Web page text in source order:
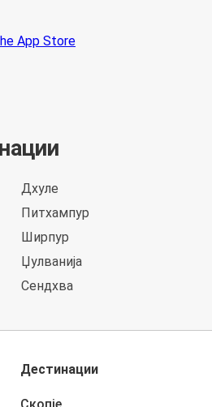
Дхуле
Питхампур
Ширпур
Џулванија
Сендхва
Дестинации